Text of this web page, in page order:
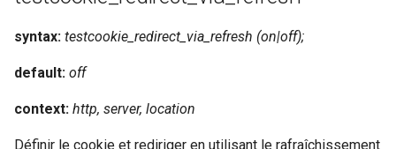
syntax: testcookie_redirect_via_refresh (on|off);
default: off
context: http, server, location
Définir le cookie et rediriger en utilisant le rafraîchissement